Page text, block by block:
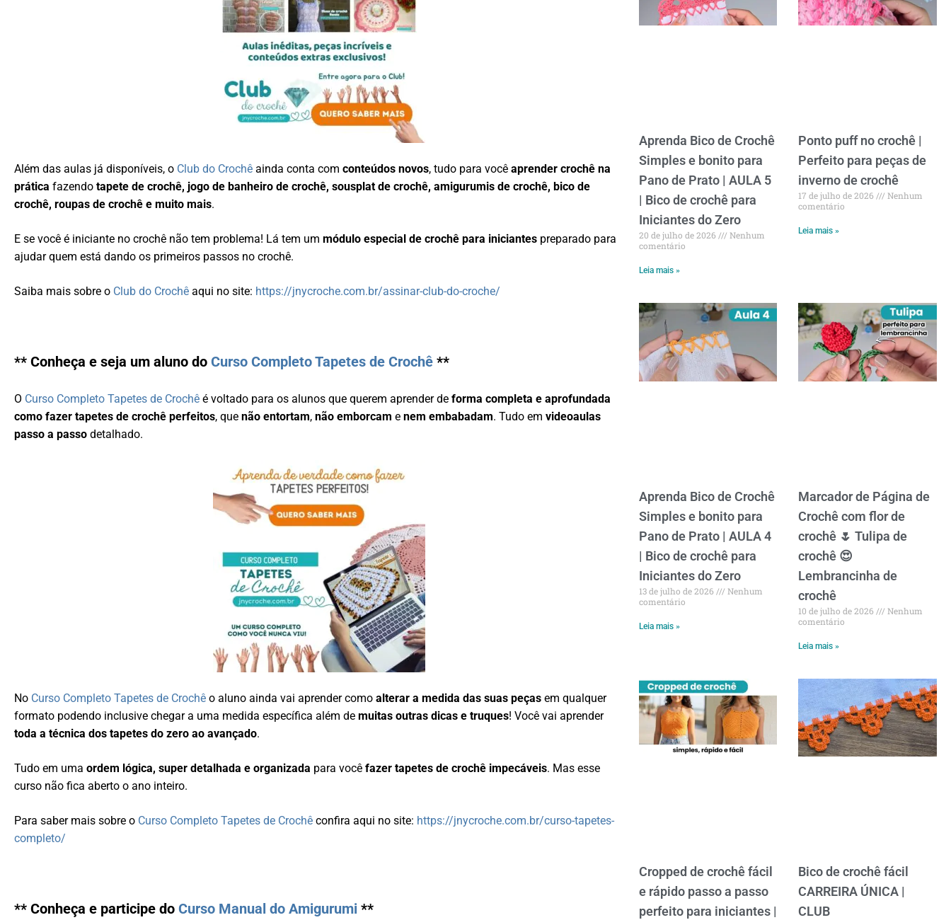
Aprenda Bico de Crochê
Simples e bonito para
Pano de Prato | AULA 5
| Bico de crochê para
Iniciantes do Zero
20 de julho de 2026
Nenhum
comentário
Leia mais »
Ponto puff no crochê |
Perfeito para peças de
inverno de crochê
17 de julho de 2026
Nenhum
comentário
Leia mais »
Aprenda Bico de Crochê
Simples e bonito para
Pano de Prato | AULA 4
| Bico de crochê para
Iniciantes do Zero
13 de julho de 2026
Nenhum
comentário
Leia mais »
Marcador de Página de
Crochê com flor de
crochê 🌷 Tulipa de
crochê 😍
Lembrancinha de
crochê
10 de julho de 2026
Nenhum
comentário
Leia mais »
Cropped de crochê fácil
e rápido passo a passo
perfeito para iniciantes |
Bico de crochê fácil
CARREIRA ÚNICA |
CLUB
Além das aulas já disponíveis, o Club do Crochê ainda conta comconteúdos novos, tudo para vocêaprender crochê na
prática fazendotapete de crochê, jogo de banheiro de crochê, sousplat de crochê, amigurumis de crochê, bico de
crochê, roupas de crochê e muito mais.
E se você é iniciante no crochê não tem problema! Lá tem ummódulo especial de crochê para iniciantes preparado para
ajudar quem está dando os primeiros passos no crochê.
Saiba mais sobre o Club do Crochê aqui no site: https://jnycroche.com.br/assinar-club-do-croche/
** Conheça e seja um aluno doCurso Completo Tapetes de Crochê **
O Curso Completo Tapetes de Crochê é voltado para os alunos que querem aprender de forma completa e aprofundada
como fazer tapetes de crochê perfeitos, quenão entortam,não emborcam enem embabadam. Tudo emvideoaulas
passo a passo detalhado.
No Curso Completo Tapetes de Crochê o aluno ainda vai aprender comoalterar a medida das suas peças em qualquer
formato podendo inclusive chegar a uma medida específica além demuitas outras dicas e truques! Você vai aprender
toda a técnica dos tapetes do zero ao avançado.
Tudo em umaordem lógica, super detalhada e organizada para vocêfazer tapetes de crochê impecáveis. Mas esse
curso não fica aberto o ano inteiro.
Para saber mais sobre o Curso Completo Tapetes de Crochê confira aqui no site: https://jnycroche.com.br/curso-tapetes-
completo/
** Conheça e participe doCurso Manual do Amigurumi **